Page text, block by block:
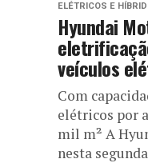
ELÉTRICOS E
Hyundai
veículos
Com
elétricos por
mil m² A
nesta